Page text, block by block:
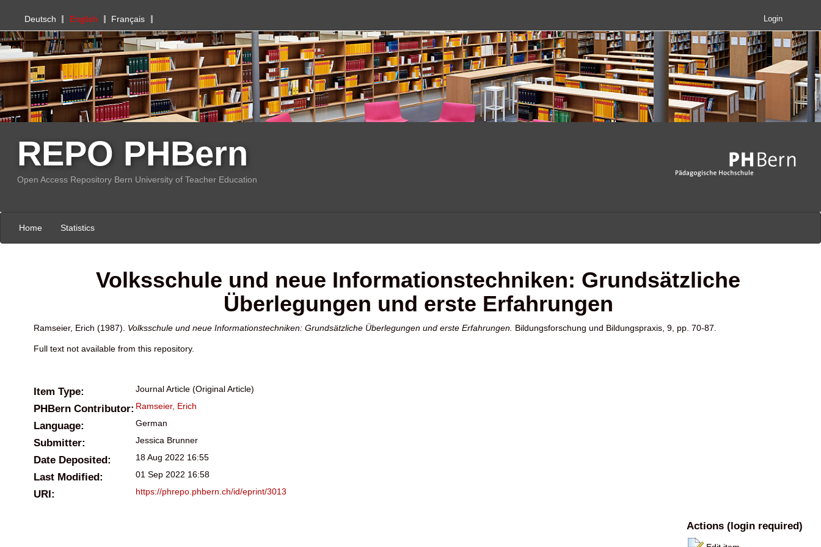
PHBern
Deutsch English Français Login
REPO PHBern
Open Access Repository Bern University of Teacher Education
Home Statistics
Volksschule und neue Informationstechniken: Grundsätzliche
Überlegungen und erste Erfahrungen
Ramseier, Erich (1987). Volksschule und neue Informationstechniken: Grundsätzliche Überlegungen und erste Erfahrungen. Bildungsforschung und Bildungspraxis, 9, pp. 70-87.
Full text not available from this repository.
Item Type: Journal Article (Original Article)
PHBern Contributor: Ramseier, Erich
Language: German
Submitter: Jessica Brunner
Date Deposited: 18 Aug 2022 16:55
Last Modified: 01 Sep 2022 16:58
URI: https://phrepo.phbern.ch/id/eprint/3013
Actions (login required)